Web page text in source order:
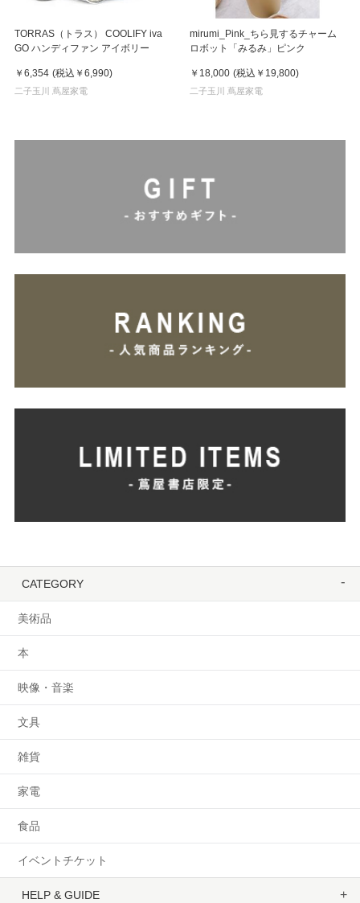
TORRAS（トラス） COOLIFY iva
GO ハンディファン アイボリー
￥6,354 (税込 ￥6,990)
二子玉川 蔦屋家電
mirumi_Pink_ちら見するチャーム
ロボット「みるみ」ピンク
￥18,000 (税込 ￥19,800)
二子玉川 蔦屋家電
CATEGORY
美術品
本
映像・音楽
文具
雑貨
家電
食品
イベントチケット
HELP & GUIDE